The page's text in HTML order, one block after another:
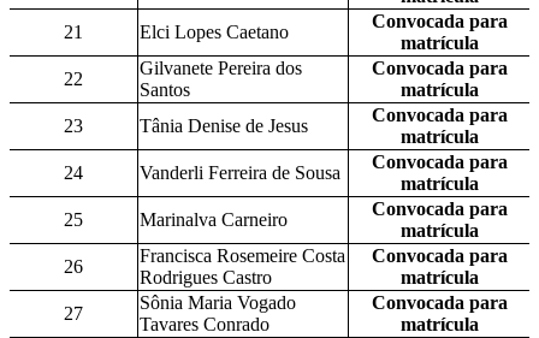
21
Elci Lopes Caetano
Convocada para
matrícula
22
Gilvanete Pereira dos
Santos
Convocada para
matrícula
23
Tânia Denise de Jesus
Convocada para
matrícula
24
Vanderli Ferreira de Sousa
Convocada para
matrícula
25
Marinalva Carneiro
Convocada para
matrícula
26
Francisca Rosemeire Costa
Rodrigues Castro
Convocada para
matrícula
27
Sônia Maria Vogado
Tavares Conrado
Convocada para
matrícula